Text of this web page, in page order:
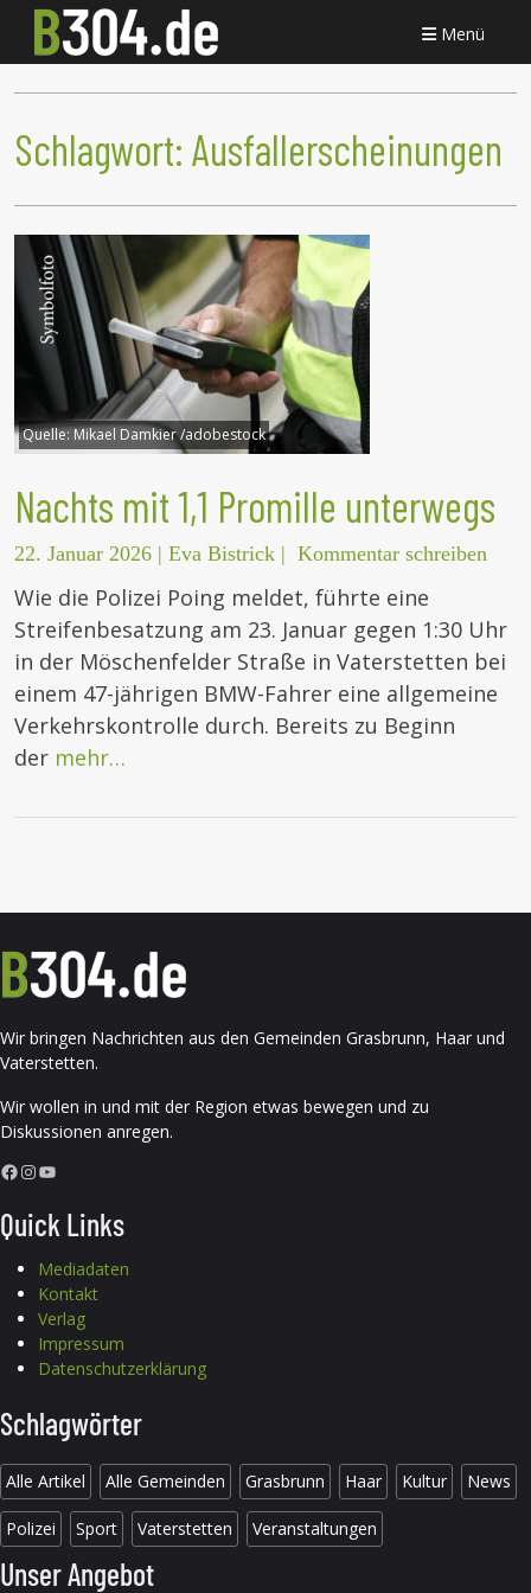
Menü
Schlagwort: Ausfallerscheinungen
Quelle: Mikael Damkier /adobestock
Nachts mit 1,1 Promille unterwegs
22. Januar 2026 | Eva Bistrick | Kommentar schreiben
Wie die Polizei Poing meldet, führte eine
Streifenbesatzung am 23. Januar gegen 1:30 Uhr
in der Möschenfelder Straße in Vaterstetten bei
einem 47-jährigen BMW-Fahrer eine allgemeine
Verkehrskontrolle durch. Bereits zu Beginn
der mehr…
Wir bringen Nachrichten aus den Gemeinden Grasbrunn, Haar und
Vaterstetten.
Wir wollen in und mit der Region etwas bewegen und zu
Diskussionen anregen.
Facebook InstagramYouTube
Quick Links
Mediadaten
Kontakt
Verlag
Impressum
Datenschutzerklärung
Schlagwörter
Alle Artikel Alle Gemeinden Grasbrunn Haar Kultur News
Polizei Sport Vaterstetten Veranstaltungen
Unser Angebot